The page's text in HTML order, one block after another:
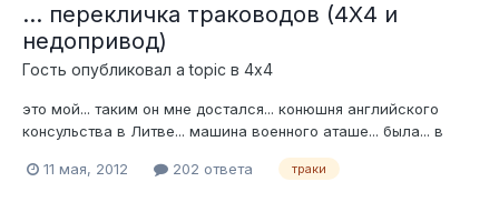
... перекличка траководов (4Х4 и
недопривод)
Гость опубликовал a topic в 4х4
это мой... таким он мне достался... конюшня английского
консульства в Литве... машина военного аташе... была... в
11 мая, 2012
202 ответа траки